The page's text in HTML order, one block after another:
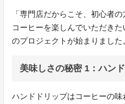
「専門店だからこそ、初心者
コーヒーを楽しんでいただき
のプロジェクトが始まりました
美味しさの秘密 1：ハン
ハンドドリップはコーヒーの